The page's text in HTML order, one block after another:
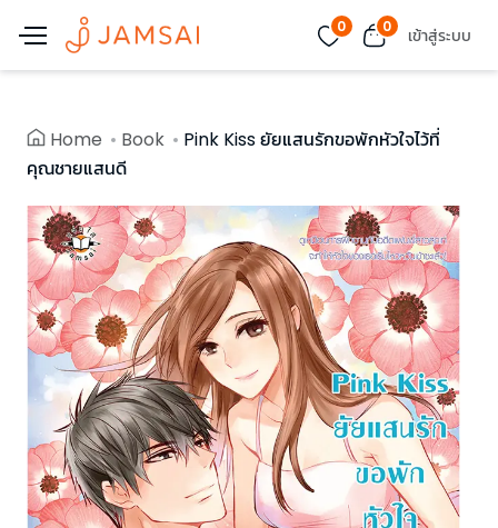
0 0 เข้าสู่ระบบ
Home Book
Pink Kiss ยัยแสนรักขอพักหัวใจไว้ที่
คุณชายแสนดี